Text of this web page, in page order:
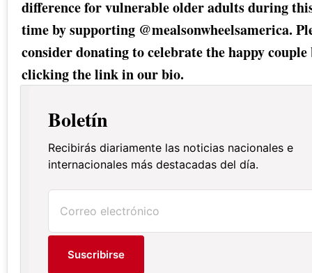
difference for vulnerable older adults during
time by supporting @mealsonwheelsamerica.
consider donating to celebrate the happy couple
clicking the link in our bio.
Boletín
Recibirás diariamente las noticias nacionales e
internacionales más destacadas del día.
Suscribirse